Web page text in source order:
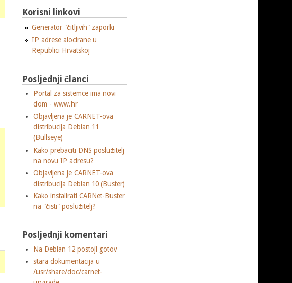
Korisni linkovi
Generator "čitljivih" zaporki
IP adrese alocirane u
Republici Hrvatskoj
Posljednji članci
Portal za sistemce ima novi
dom - www.hr
Objavljena je CARNET-ova
distribucija Debian 11
(Bullseye)
Kako prebaciti DNS poslužitelj
na novu IP adresu?
Objavljena je CARNET-ova
distribucija Debian 10 (Buster)
Kako instalirati CARNet-Buster
na "čisti" poslužitelj?
Posljednji komentari
Na Debian 12 postoji gotov
stara dokumentacija u
/usr/share/doc/carnet-